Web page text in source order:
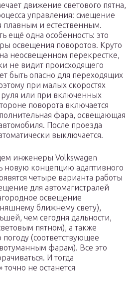
движение светового пятна,
управления: смещение
плавным и естественным.
ещё одна особенность: это
освещения поворотов. Круто
неосвещенном перекрестке,
не видит происходящего
быть опасно для переходящих
при малых скоростях
или при включенных
поворота включается
фара, освещающая
После проезда
выключается.
инженеры Volkswagen
новую концепцию адаптивного
четыре варианта работы
для автомагистралей
освещение
ближнему свету),
чем сегодня дальности,
пятном), а также
(соответствующее
фарам). Все это
И тогда
не останется